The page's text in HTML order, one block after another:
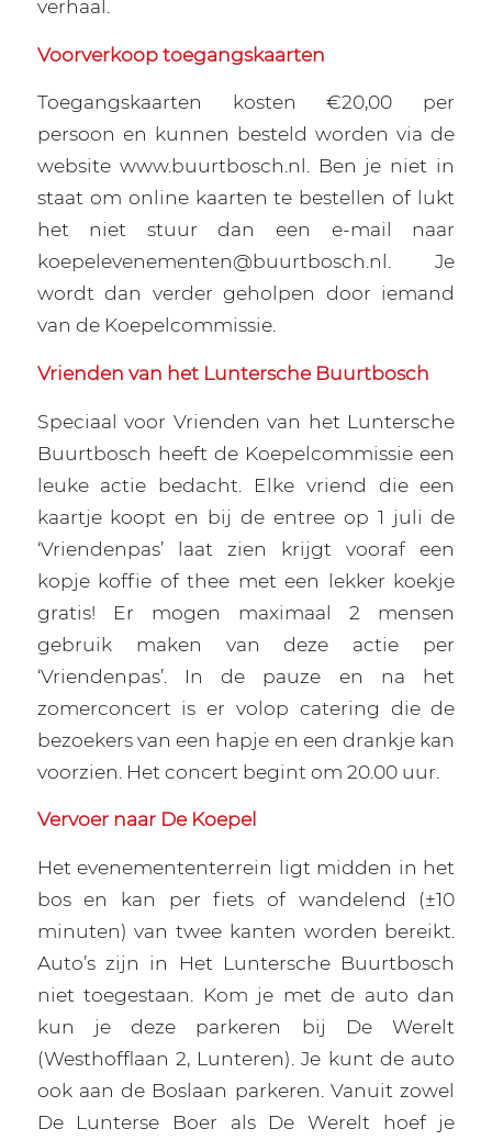
verhaal.
Voorverkoop toegangskaarten
Toegangskaarten kosten €20,00 per
persoon en kunnen besteld worden via de
website www.buurtbosch.nl. Ben je niet in
staat om online kaarten te bestellen of lukt
het niet stuur dan een e-mail naar
koepelevenementen@buurtbosch.nl. Je
wordt dan verder geholpen door iemand
van de Koepelcommissie.
Vrienden van het Luntersche Buurtbosch
Speciaal voor Vrienden van het Luntersche
Buurtbosch heeft de Koepelcommissie een
leuke actie bedacht. Elke vriend die een
kaartje koopt en bij de entree op 1 juli de
‘Vriendenpas’ laat zien krijgt vooraf een
kopje koffie of thee met een lekker koekje
gratis! Er mogen maximaal 2 mensen
gebruik maken van deze actie per
‘Vriendenpas’. In de pauze en na het
zomerconcert is er volop catering die de
bezoekers van een hapje en een drankje kan
voorzien. Het concert begint om 20.00 uur.
Vervoer naar De Koepel
Het evenemententerrein ligt midden in het
bos en kan per fiets of wandelend (±10
minuten) van twee kanten worden bereikt.
Auto’s zijn in Het Luntersche Buurtbosch
niet toegestaan. Kom je met de auto dan
kun je deze parkeren bij De Werelt
(Westhofflaan 2, Lunteren). Je kunt de auto
ook aan de Boslaan parkeren. Vanuit zowel
De Lunterse Boer als De Werelt hoef je